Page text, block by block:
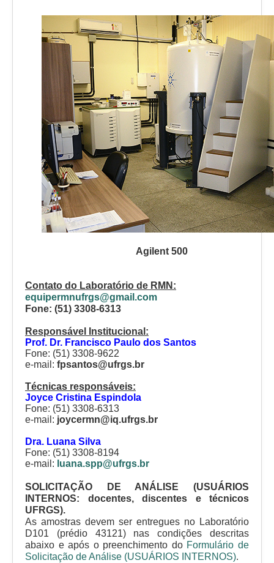
Agilent 500
Contato do Laboratório de RMN:
equipermnufrgs@gmail.com
Fone: (51) 3308-6313
Responsável Institucional:
Prof. Dr. Francisco Paulo dos Santos
Fone: (51) 3308-9622
e-mail: fpsantos@ufrgs.br
Técnicas responsáveis:
Joyce Cristina Espindola
Fone: (51) 3308-6313
e-mail: joycermn@iq.ufrgs.br
Dra. Luana Silva
Fone: (51) 3308-8194
e-mail: luana.spp@ufrgs.br
SOLICITAÇÃO DE ANÁLISE (USUÁRIOS
INTERNOS: docentes, discentes e técnicos
UFRGS).
As amostras devem ser entregues no Laboratório
D101 (prédio 43121) nas condições descritas
abaixo eapós o preenchimento do Formulário de
Solicitação de Análise (USUÁRIOS INTERNOS).